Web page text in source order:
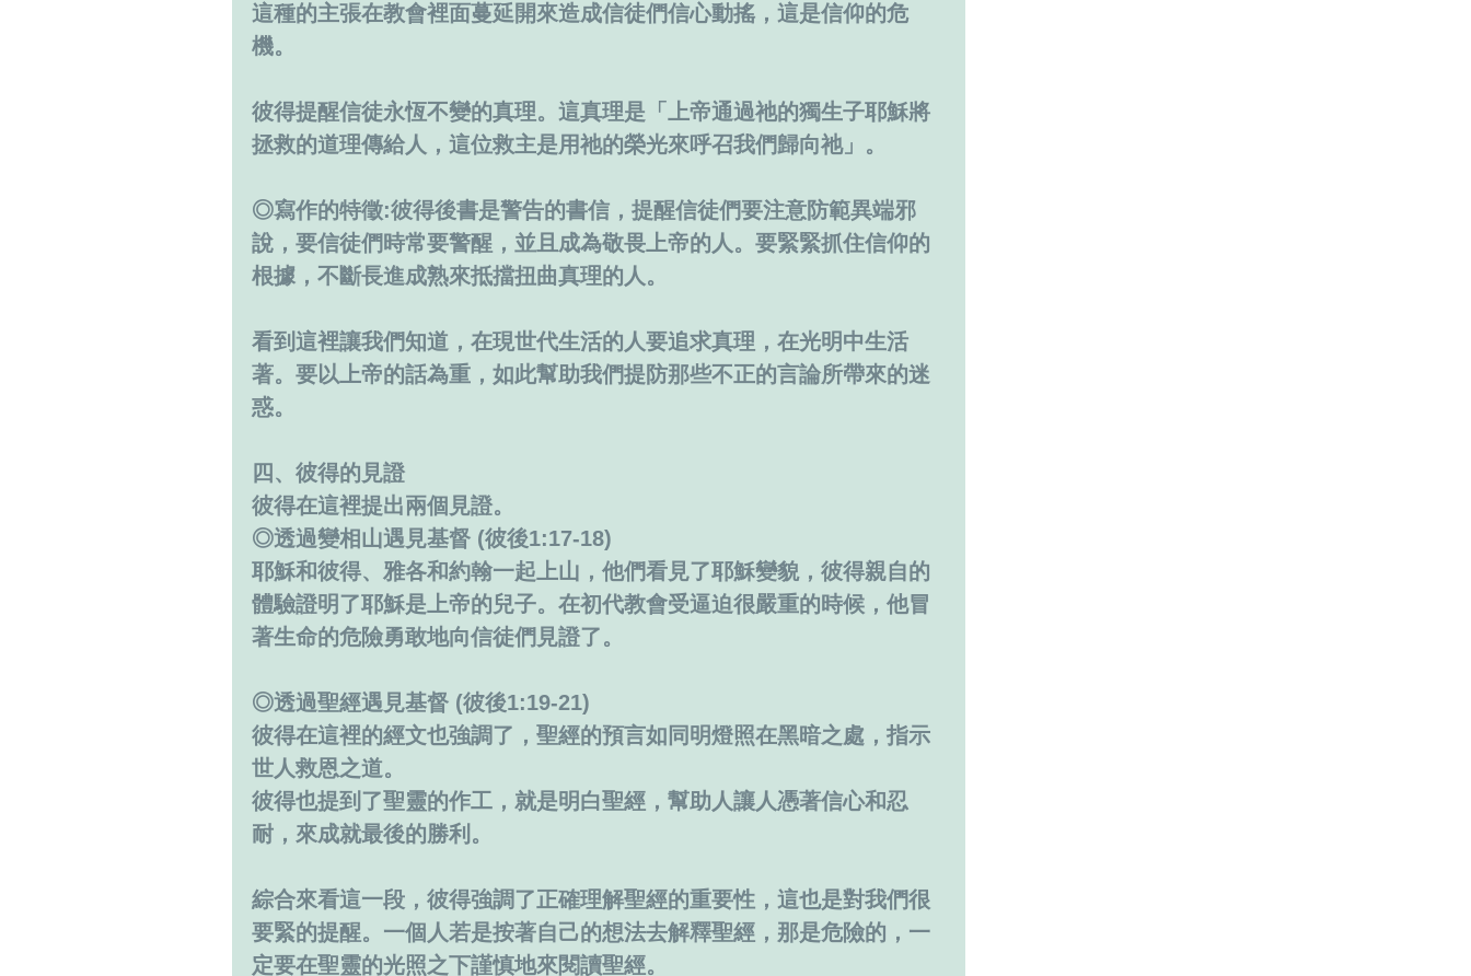
這種的主張在教會裡面蔓延開來造成信徒們信心動搖，這是信仰的危
機。
彼得提醒信徒永恆不變的真理。這真理是「上帝通過祂的獨生子耶穌將
拯救的道理傳給人，這位救主是用祂的榮光來呼召我們歸向祂」。
◎寫作的特徵:彼得後書是警告的書信，提醒信徒們要注意防範異端邪
說，要信徒們時常要警醒，並且成為敬畏上帝的人。要緊緊抓住信仰的
根據，不斷長進成熟來抵擋扭曲真理的人。
看到這裡讓我們知道，在現世代生活的人要追求真理，在光明中生活
著。要以上帝的話為重，如此幫助我們提防那些不正的言論所帶來的迷
惑。
四、彼得的見證
彼得在這裡提出兩個見證。
◎透過變相山遇見基督 (彼後1:17-18)
耶穌和彼得、雅各和約翰一起上山，他們看見了耶穌變貌，彼得親自的
體驗證明了耶穌是上帝的兒子。在初代教會受逼迫很嚴重的時候，他冒
著生命的危險勇敢地向信徒們見證了。
◎透過聖經遇見基督 (彼後1:19-21)
彼得在這裡的經文也強調了，聖經的預言如同明燈照在黑暗之處，指示
世人救恩之道。
彼得也提到了聖靈的作工，就是明白聖經，幫助人讓人憑著信心和忍
耐，來成就最後的勝利。
綜合來看這一段，彼得強調了正確理解聖經的重要性，這也是對我們很
要緊的提醒。一個人若是按著自己的想法去解釋聖經，那是危險的，一
定要在聖靈的光照之下謹慎地來閱讀聖經。